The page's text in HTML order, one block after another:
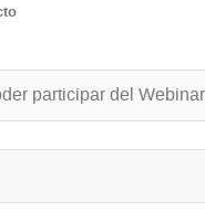
participar del Webinar